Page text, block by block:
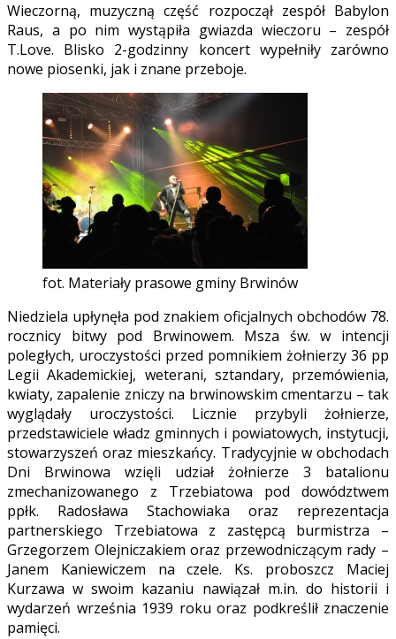
Wieczorną, muzyczną część rozpoczął zespół Babylon
Raus, a po nim wystąpiła gwiazda wieczoru – zespół
T.Love. Blisko 2-godzinny koncert wypełniły zarówno
nowe piosenki, jak i znane przeboje.
fot. Materiały prasowe gminy Brwinów
Niedziela upłynęła pod znakiem oficjalnych obchodów 78.
rocznicy bitwy pod Brwinowem. Msza św. w intencji
poległych, uroczystości przed pomnikiem żołnierzy 36 pp
Legii Akademickiej, weterani, sztandary, przemówienia,
kwiaty, zapalenie zniczy na brwinowskim cmentarzu – tak
wyglądały uroczystości. Licznie przybyli żołnierze,
przedstawiciele władz gminnych i powiatowych, instytucji,
stowarzyszeń oraz mieszkańcy. Tradycyjnie w obchodach
Dni Brwinowa wzięli udział żołnierze 3 batalionu
zmechanizowanego z Trzebiatowa pod dowództwem
ppłk. Radosława Stachowiaka oraz reprezentacja
partnerskiego Trzebiatowa z zastępcą burmistrza –
Grzegorzem Olejniczakiem oraz przewodniczącym rady –
Janem Kaniewiczem na czele. Ks. proboszcz Maciej
Kurzawa w swoim kazaniu nawiązał m.in. do historii i
wydarzeń września 1939 roku oraz podkreślił znaczenie
pamięci.